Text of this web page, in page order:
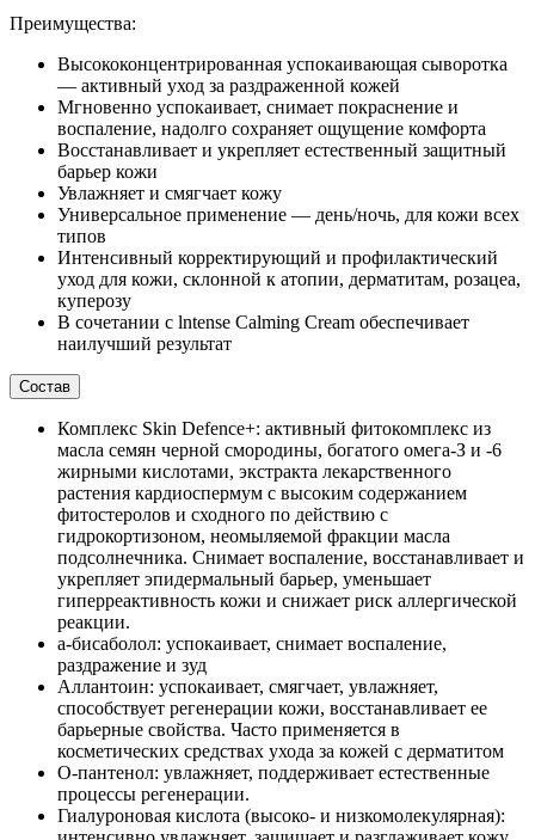
Преимущества:
Высококонцентрированная успокаивающая сыворотка
— активный уход за раздраженной кожей
Мгновенно успокаивает, снимает покраснение и
воспаление, надолго сохраняет ощущение комфорта
Восстанавливает и укрепляет естественный защитный
барьер кожи
Увлажняет и смягчает кожу
Универсальное применение — день/ночь, для кожи всех
типов
Интенсивный корректирующий и профилактический
уход для кожи, склонной к атопии, дерматитам, розацеа,
куперозу
В сочетании с lntense Calming Cream обеспечивает
наилучший результат
Состав
Комплекс Skin Defence+: активный фитокомплекс из
масла семян черной смородины, богатого омега-З и -6
жирными кислотами, экстракта лекарственного
растения кардиоспермум с высоким содержанием
фитостеролов и сходного по действию с
гидрокортизоном, неомыляемой фракции масла
подсолнечника. Снимает воспаление, восстанавливает и
укрепляет эпидермальный барьер, уменьшает
гиперреактивность кожи и снижает риск аллергической
реакции.
а-бисаболол: успокаивает, снимает воспаление,
раздражение и зуд
Аллантоин: успокаивает, смягчает, увлажняет,
способствует регенерации кожи, восстанавливает ее
барьерные свойства. Часто применяется в
косметических средствах ухода за кожей с дерматитом
О-пантенол: увлажняет, поддерживает естественные
процессы регенерации.
Гиалуроновая кислота (высоко- и низкомолекулярная):